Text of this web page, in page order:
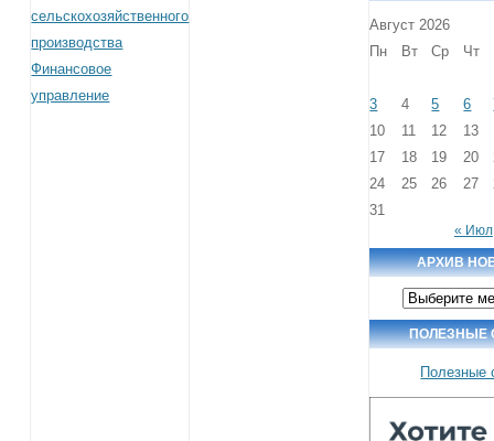
сельскохозяйственного
производства
Финансовое
управление
Август 2026
Пн
Вт Ср Чт
3 4 5 6
10
11 12 13
17
18 19 20
24
25 26 27
31
« Июл
АРХИВ
Архив
новостей
ПОЛЕЗНЫЕ
Полезные